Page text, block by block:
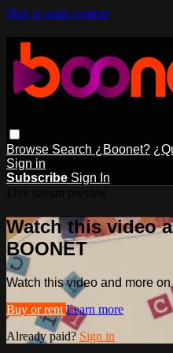
Skip to main content
Browse Search ¿Boonet?
Sign in
Subscribe Sign In
Watch this video
BOONET
Watch this video and more
Buy or rent Learn more
Already paid? Sign in